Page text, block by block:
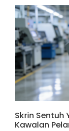
Skrin Sentuh
Kawalan